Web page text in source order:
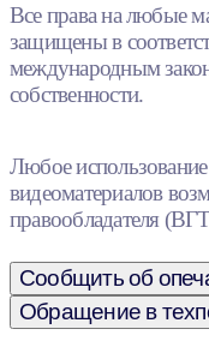
Все права на любые
защищены в
международным
собственности.
Любое
видеоматериалов
правообладателя
Сообщить об
Обращение в